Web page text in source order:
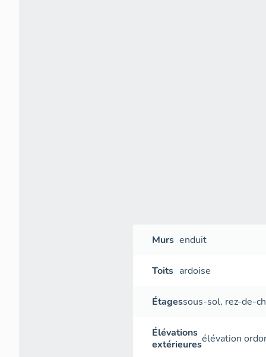
Murs enduit
Toits ardoise
Étagessous-sol, rez-de-
Élévations
extérieuresélévation